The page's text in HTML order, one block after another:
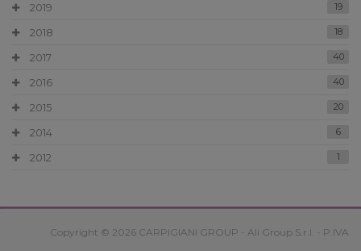
2019 19
2018 18
2017 40
2016 40
2015 20
2014 6
2012 1
Copyright © 2026 CARPIGIANI GROUP - Ali Group S.r.l. - P.IVA